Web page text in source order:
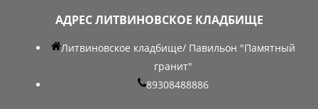
АДРЕС ЛИТВИНОВСКОЕ КЛАДБИЩЕ
Литвиновское кладбище/ Павильон "Памятный
гранит"
89308488886